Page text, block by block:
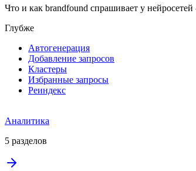
Что и как brandfound спрашивает у
Глубже
Автогенерация
Добавление запросов
Кластеры
Избранные запросы
Реиндекс
Аналитика
5 разделов